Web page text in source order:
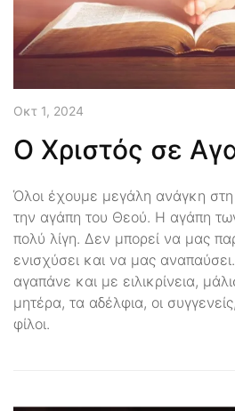
Οκτ 1, 2024
Ο Χριστός σε
Όλοι έχουμε μεγάλη ανάγκη
την αγάπη του Θεού. Η αγάπη
πολύ λίγη. Δεν μπορεί να μας
ενισχύσει και να μας
αγαπάνε και με ειλικρίνεια,
μητέρα, τα αδέλφια, οι
φίλοι.